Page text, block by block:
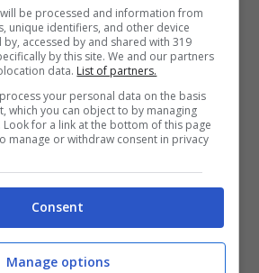
be processed and information from
unique identifiers, and other device
accessed by and shared with 319
by this site. We and our partners
data. List of partners.
your personal data on the basis
which you can object to by managing
for a link at the bottom of this page
manage or withdraw consent in privacy
Consent
Manage options